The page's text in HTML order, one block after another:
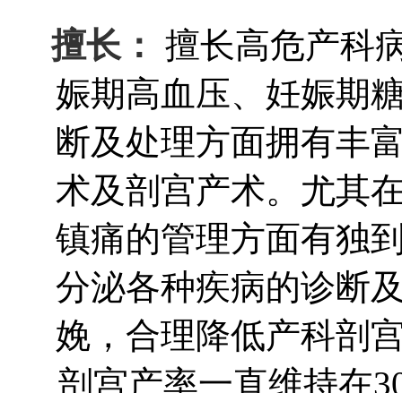
擅长： 擅长高危产科
娠期高血压、妊娠期
断及处理方面拥有丰
术及剖宫产术。尤其
镇痛的管理方面有独
分泌各种疾病的诊断
娩，合理降低产科剖
剖宫产率一直维持在